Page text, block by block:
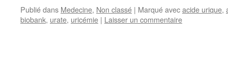
Publié dans Medecine, Non classé | Marqué avecacide urique,
biobank, urate, uricémie | Laisser un commentaire